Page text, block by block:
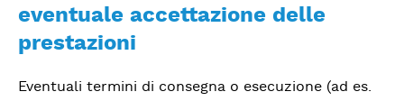
eventuale accettazione delle
prestazioni
Eventuali termini di consegna o esecuzione (ad es.